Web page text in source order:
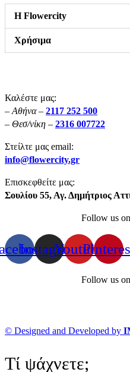
Η Flowercity
Χρήσιμα
Καλέστε μας:
– Αθήνα – 2117 252 500
– Θεσ/νίκη – 2316 007722
Στείλτε μας email:
info@flowercity.gr
Επισκεφθείτε μας:
Σουλίου 55, Αγ. Δημήτριος
Follow us
InstagramYoutube
Follow us
© Designed and Developed by
Τί ψάχνετε;